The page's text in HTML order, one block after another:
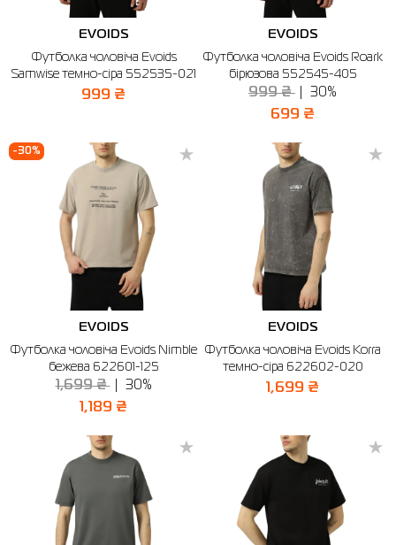
EVOIDS
Футболка чоловіча Evoids
Samwise темно-сіра 552535-021
999 ₴
EVOIDS
Футболка чоловіча Evoids Roark
бірюзова 552545-405
999 ₴ 30%
699 ₴
-30%
EVOIDS
Футболка чоловіча Evoids Nimble
бежева 622601-125
1,699 ₴ 30%
1,189 ₴
EVOIDS
Футболка чоловіча Evoids Korra
темно-сіра 622602-020
1,699 ₴